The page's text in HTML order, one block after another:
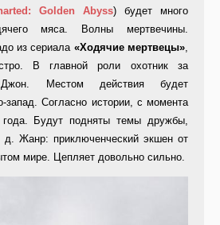
Golden Abyss) будет много
мяса. Волны мертвечины.
из сериала «Ходячие мертвецы»
В главной роли охотник за
Местом действия будет
запад. Согласно истории, с момента
Будут подняты темы дружбы,
д. Жанр: приключенческий экшен от
мире. Цепляет довольно сильно.